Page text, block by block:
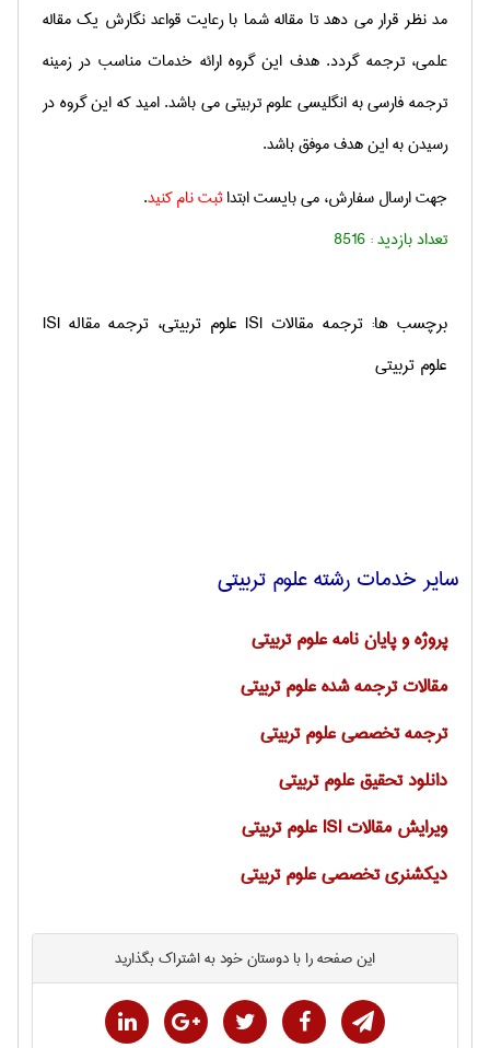
مد نظر قرار می دهد تا مقاله شما با رعایت قواعد نگارش یک مقاله
علمی، ترجمه گردد. هدف این گروه ارائه خدمات مناسب در زمینه
ترجمه فارسی به انگلیسیعلوم تربیتی می باشد. امید که این گروه در
رسیدن به این هدف موفق باشد.
جهت ارسال سفارش، می بایست ابتداثبت نام کنید.
تعداد بازدید :8516
برچسب ها: ترجمه مقالات ISI علوم تربیتی، ترجمه مقاله ISI
علوم تربیتی
سایر خدمات رشته علوم تربيتی
پروژه و پایان نامه علوم تربیتی
مقالات ترجمه شده علوم تربیتی
ترجمه تخصصی علوم تربیتی
دانلود تحقیق علوم تربیتی
ویرایش مقالات ISI علوم تربیتی
دیکشنری تخصصی علوم تربیتی
این صفحه را با دوستان خود به اشتراک بگذارید